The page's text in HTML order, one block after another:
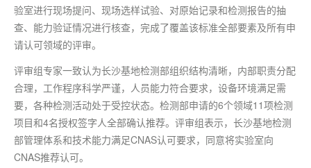
验室进行现场提问、现场选样试验、对原始记录和检测报告的抽
查、能力验证情况进行核查，完成了覆盖该标准全部要素及所有申
请认可领域的评审。
评审组专家一致认为长沙基地检测部组织结构清晰，内部职责分配
合理，工作程序科学严谨，人员能力符合要求，设备环境满足需
要，各种检测活动处于受控状态。检测部申请的6个领域11项检测
项目和4名授权签字人全部确认推荐。评审组表示，长沙基地检测
部管理体系和技术能力满足CNAS认可要求，同意将实验室向
CNAS推荐认可。